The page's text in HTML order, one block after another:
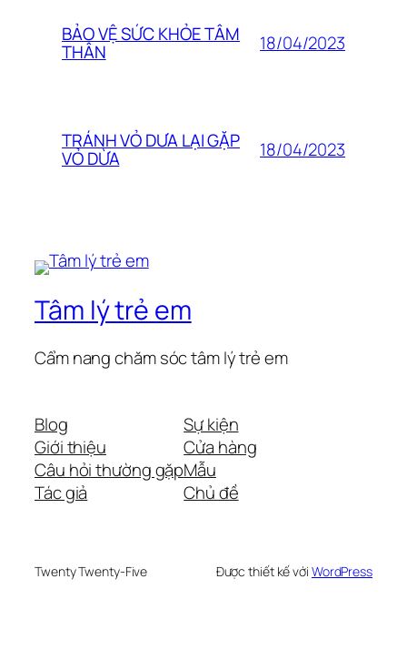
BẢO VỆ SỨC KHỎE TÂM
THÂN 18/04/2023
TRÁNH VỎ DƯA LẠI GẶP
VỎ DỪA 18/04/2023
Tâm lý trẻ em
Cẩm nang chăm sóc tâm lý trẻ em
Blog
Giới thiệu
Câu hỏi thường gặp
Tác giả
Sự kiện
Cửa hàng
Mẫu
Chủ đề
Twenty Twenty-Five Được thiết kế với WordPress